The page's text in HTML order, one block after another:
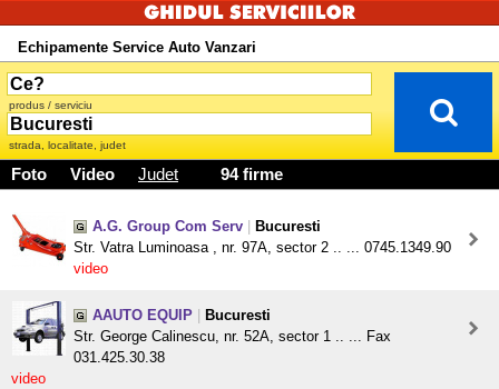
Echipamente Service Auto Vanzari
produs / serviciu
strada, localitate, judet
Foto Video Judet 94 firme
A.G. Group Com Serv
Bucuresti
Str. Vatra Luminoasa , nr. 97A, sector 2 .. ... 0745.1349.90
video
AAUTO EQUIP
Bucuresti
Str. George Calinescu, nr. 52A, sector 1 .. ... Fax
031.425.30.38
video